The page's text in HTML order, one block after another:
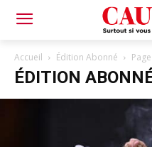
Accueil Édition Abonné
ÉDITION